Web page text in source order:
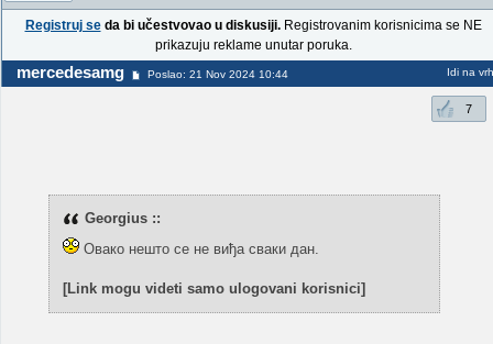
Registruj seda bi učestvovao u diskusiji.Registrovanim korisnicima se NE
prikazuju reklame unutar poruka.
mercedesamg Poslao: 21 Nov 2024 10:44 Idi na vrh
7
Georgius ::
Овако нешто се не виђа сваки дан.
[Link mogu videti samo ulogovani korisnici]